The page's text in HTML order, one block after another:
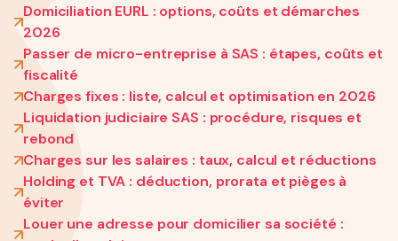
Domiciliation EURL : options, coûts et démarches
2026
Passer de micro-entreprise à SAS : étapes, coûts et
fiscalité
Charges fixes : liste, calcul et optimisation en 2026
Liquidation judiciaire SAS : procédure, risques et
rebond
Charges sur les salaires : taux, calcul et réductions
Holding et TVA : déduction, prorata et pièges à
éviter
Louer une adresse pour domicilier sa société :